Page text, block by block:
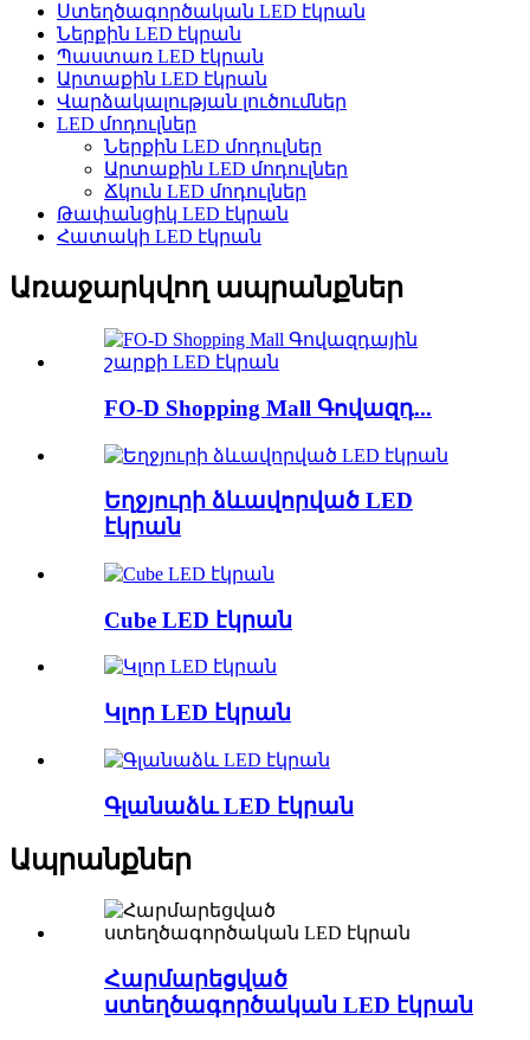
Ստեղծագործական LED էկրան
Ներքին LED էկրան
Պաստառ LED էկրան
Արտաքին LED էկրան
Վարձակալության լուծումներ
LED մոդուլներ
Ներքին LED մոդուլներ
Արտաքին LED մոդուլներ
Ճկուն LED մոդուլներ
Թափանցիկ LED էկրան
Հատակի LED էկրան
Առաջարկվող ապրանքներ
FO-D Shopping Mall Գովազդ...
Եղջյուրի ձևավորված LED
էկրան
Cube LED էկրան
Կլոր LED էկրան
Գլանաձև LED էկրան
Ապրանքներ
Հարմարեցված
ստեղծագործական LED էկրան